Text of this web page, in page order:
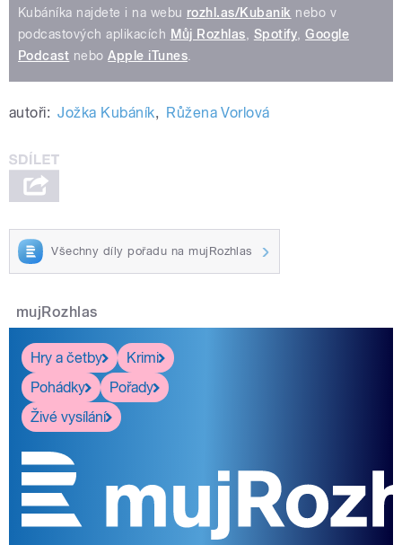
Kubáníka najdete i na webu rozhl.as/Kubanik nebo v
podcastových aplikacích Můj Rozhlas, Spotify,Google
Podcast neboApple iTunes.
autoři: Jožka Kubáník, Růžena Vorlová
Všechny díly pořadu na mujRozhlas
mujRozhlas
Hry a četby
Krimi
Pohádky
Pořady
Živé vysílání